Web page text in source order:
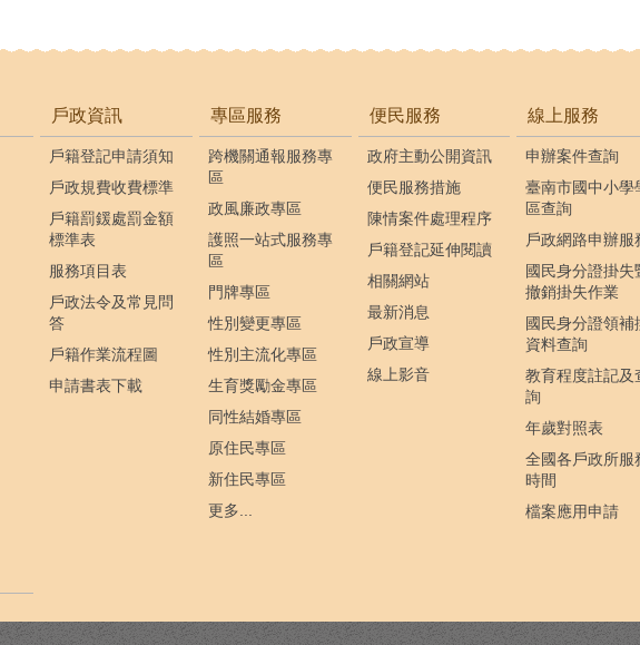
戶政資訊
戶籍登記申請須知
戶政規費收費標準
戶籍罰鍰處罰金額
標準表
服務項目表
戶政法令及常見問
答
戶籍作業流程圖
申請書表下載
專區服務
跨機關通報服務專
區
政風廉政專區
護照一站式服務專
區
門牌專區
性別變更專區
性別主流化專區
生育獎勵金專區
同性結婚專區
原住民專區
新住民專區
更多...
便民服務
政府主動公開資訊
便民服務措施
陳情案件處理程序
戶籍登記延伸閱讀
相關網站
最新消息
戶政宣導
線上影音
線上服務
申辦案件查詢
臺南市國中小學
區查詢
戶政網路申辦服
國民身分證掛失
撤銷掛失作業
國民身分證領補
資料查詢
教育程度註記及
詢
年歲對照表
全國各戶政所服
時間
檔案應用申請